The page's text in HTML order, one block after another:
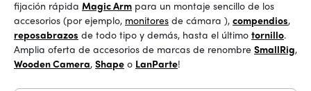
fijación rápida Magic Arm para un montaje sencillo de los
accesorios (por ejemplo, monitores de cámara ), compendios,
reposabrazos de todo tipo y demás, hasta el último tornillo.
Amplia oferta de accesorios de marcas de renombre SmallRig,
Wooden Camera, Shape o LanParte!